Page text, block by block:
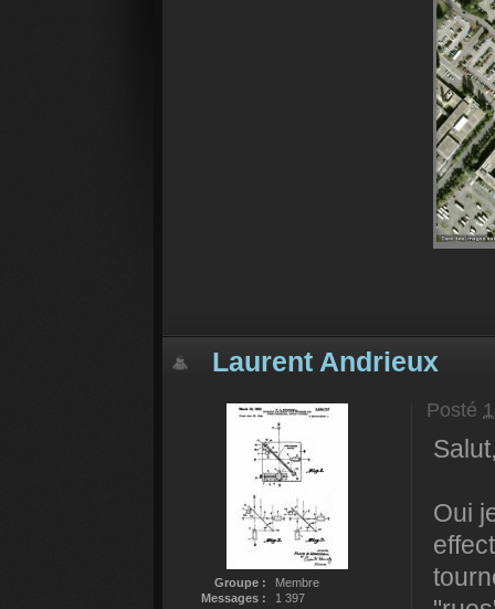
Laurent Andrieux
Groupe :
Membre
Messages :
1 397
Posté
Oui